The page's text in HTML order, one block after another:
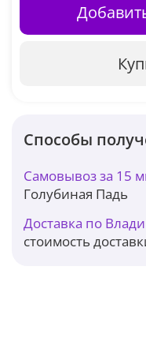
Способы
Самовывоз за 15
Голубиная Падь
Доставка по
стоимость